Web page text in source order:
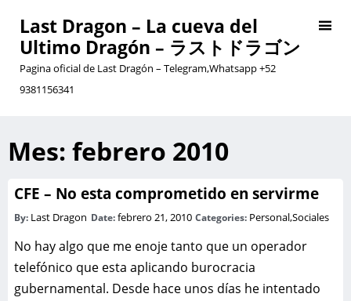
Last Dragon – La cueva del
Ultimo Dragón – ラストドラゴン
Pagina oficial de Last Dragón – Telegram,Whatsapp +52
9381156341
Mes: febrero 2010
CFE – No esta comprometido en servirme
By: Last Dragon Date:febrero 21, 2010 Categories: Personal,Sociales
No hay algo que me enoje tanto que un operador
telefónico que esta aplicando burocracia
gubernamental. Desde hace unos días he intentado